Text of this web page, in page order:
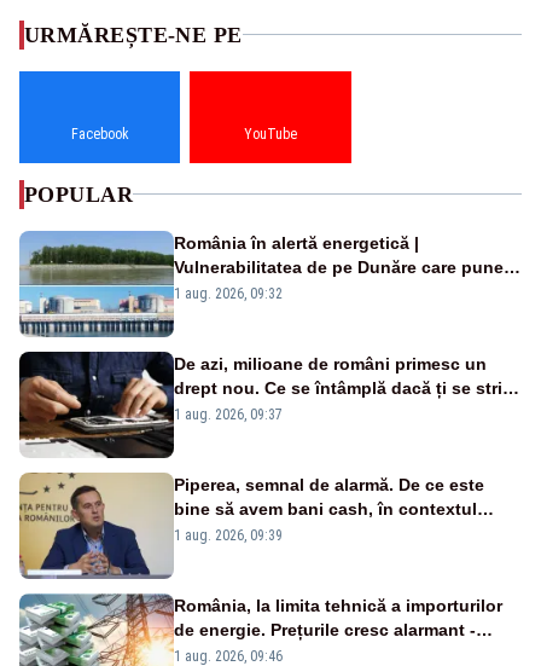
URMĂREȘTE-NE PE
Facebook YouTube
POPULAR
România în alertă energetică |
Vulnerabilitatea de pe Dunăre care pune
în pericol Centrala Cernavodă era
1 aug. 2026, 09:32
De azi, milioane de români primesc un
drept nou. Ce se întâmplă dacă ți se strică
un produs
1 aug. 2026, 09:37
Piperea, semnal de alarmă. De ce este
bine să avem bani cash, în contextul
alertei energetice?
1 aug. 2026, 09:39
România, la limita tehnică a importurilor
de energie. Prețurile cresc alarmant -
Analiză Realitatea Plus
1 aug. 2026, 09:46